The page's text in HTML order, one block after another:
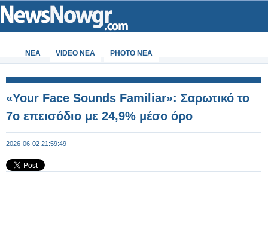
ΝΕΑ VIDEO NEA PHOTO NEA
«Your Face Sounds Familiar»: Σαρωτικό το
7ο επεισόδιο με 24,9% μέσο όρο
2026-06-02 21:59:49